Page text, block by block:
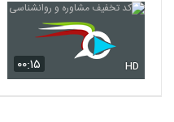
۰۰:۱۵ HD